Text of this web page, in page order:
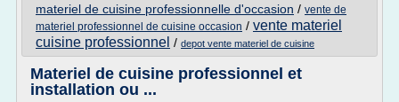
materiel de cuisine professionnelle d'occasion / vente de
materiel professionnel de cuisine occasion / vente materiel
cuisine professionnel / depot vente materiel de cuisine
Materiel de cuisine professionnel et
installation ou ...